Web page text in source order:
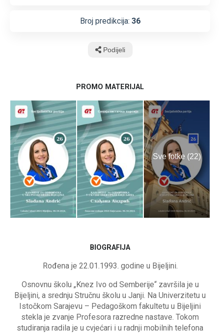
Broj predikcija: 36
Podijeli
PROMO MATERIJAL
Sve fotke (22)
BIOGRAFIJA
Rođena je 22.01.1993. godine u Bijelјini.
Osnovnu školu „Knez Ivo od Semberije“ završila je u
Bijelјini, a srednju Stručnu školu u Janji. Na Univerzitetu u
Istočkom Sarajevu – Pedagoškom fakultetu u Bijelјini
stekla je zvanje Profesora razredne nastave. Tokom
studiranja radila je u cvjećari i u radnji mobilnih telefona
Kopiraj